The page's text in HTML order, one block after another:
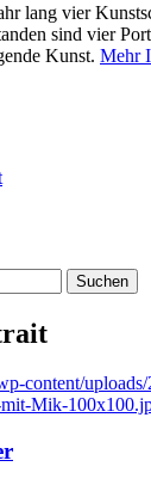
lang vier
sind vier
Kunst. Mehr